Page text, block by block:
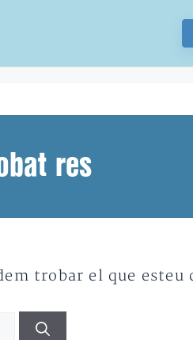
res
trobar el que